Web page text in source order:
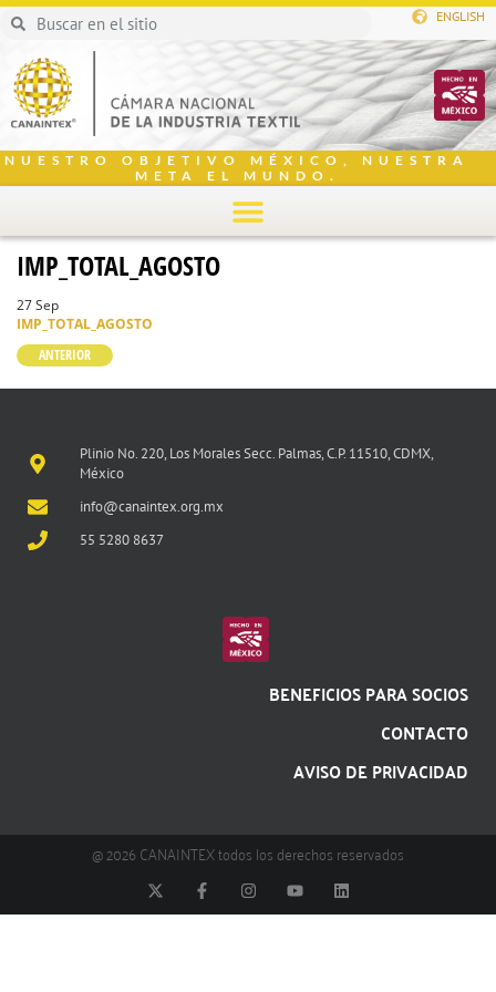
ENGLISH
NUESTRO OBJETIVO MÉXICO, NUESTRA
META EL MUNDO.
IMP_TOTAL_AGOSTO
27 Sep
IMP_TOTAL_AGOSTO
ANTERIOR
Plinio No. 220, Los Morales Secc. Palmas, C.P. 11510, CDMX,
México
info@canaintex.org.mx
55 5280 8637
BENEFICIOS PARA SOCIOS
CONTACTO
AVISO DE PRIVACIDAD
@ 2026 CANAINTEX todos los derechos reservados